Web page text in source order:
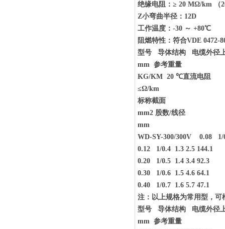
绝缘电阻：≥ 20 MΩ/km （
Z小弯曲半径：12D
工作温度：-30 ～ +80℃
阻燃特性：符合VDE 0472-
型号 导体结构 电缆外径
mm 参考重量
KG/KM 20 ℃直流电阻
≤Ω/km
标称截面
mm2 股数/线径
mm
WD-SY-300/300V 0.08 1/
0.12 1/0.4 1.3 2.5 144.1
0.20 1/0.5 1.4 3.4 92.3
0.30 1/0.6 1.5 4.6 64.1
0.40 1/0.7 1.6 5.7 47.1
注：以上规格为常用型，
型号 导体结构 电缆外径
mm 参考重量